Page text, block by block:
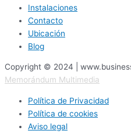
Instalaciones
Contacto
Ubicación
Blog
Copyright © 2024 |
Memorándum Multimedia
Política de Privacidad
Política de cookies
Aviso legal